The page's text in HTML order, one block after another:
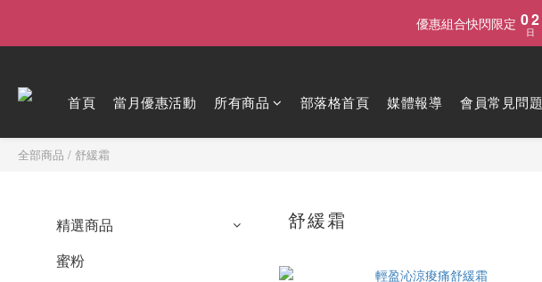
優惠組合快閃限定 02
1
日
首頁 當月優惠活動 所有商品 部落格首頁 媒體報導 會員常見問題
全部商品 / 舒緩霜
精選商品
蜜粉
舒緩霜